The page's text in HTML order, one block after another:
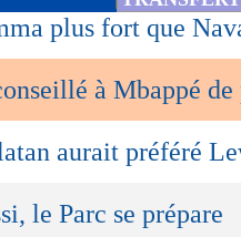
plus fort que
à Mbappé
aurait préféré
le Parc se prépare